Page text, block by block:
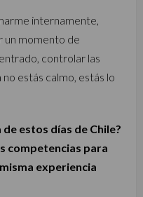
internamente,
un momento de
controlar las
estás calmo, estás lo
estos días de Chile?
competencias para
experiencia